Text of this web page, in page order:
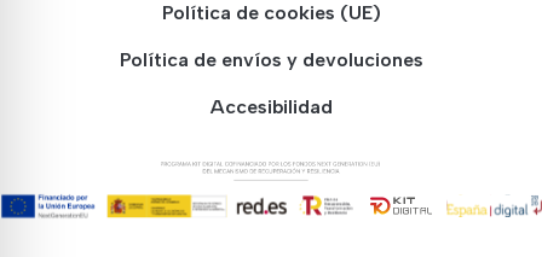
Política de cookies (UE)
Política de envíos y devoluciones
Accesibilidad